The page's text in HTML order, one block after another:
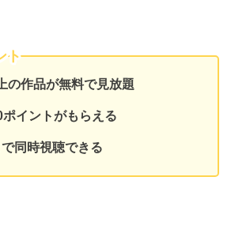
ト
の作品が無料で見放題
イントがもらえる
同時視聴できる